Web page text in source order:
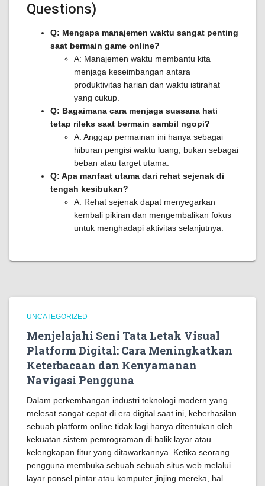
Questions)
Q: Mengapa manajemen waktu sangat penting
saat bermain game online?
A: Manajemen waktu membantu kita
menjaga keseimbangan antara
produktivitas harian dan waktu istirahat
yang cukup.
Q: Bagaimana cara menjaga suasana hati
tetap rileks saat bermain sambil ngopi?
A: Anggap permainan ini hanya sebagai
hiburan pengisi waktu luang, bukan sebagai
beban atau target utama.
Q: Apa manfaat utama dari rehat sejenak di
tengah kesibukan?
A: Rehat sejenak dapat menyegarkan
kembali pikiran dan mengembalikan fokus
untuk menghadapi aktivitas selanjutnya.
UNCATEGORIZED
Menjelajahi Seni Tata Letak Visual
Platform Digital: Cara Meningkatkan
Keterbacaan dan Kenyamanan
Navigasi Pengguna
Dalam perkembangan industri teknologi modern yang
melesat sangat cepat di era digital saat ini, keberhasilan
sebuah platform online tidak lagi hanya ditentukan oleh
kekuatan sistem pemrograman di balik layar atau
kelengkapan fitur yang ditawarkannya. Ketika seorang
pengguna membuka sebuah sebuah situs web melalui
layar ponsel pintar atau komputer jinjing mereka, hal